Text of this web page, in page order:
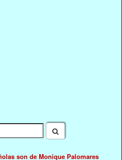
son de Monique Palomares